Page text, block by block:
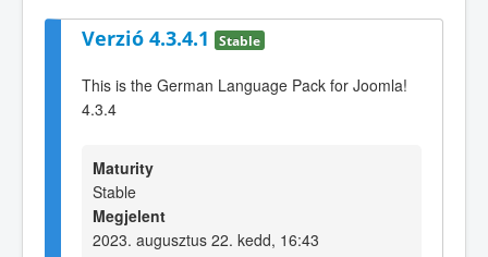
Verzió 4.3.4.1 Stable
This is the German Language Pack for Joomla!
4.3.4
Maturity
Stable
Megjelent
2023. augusztus 22. kedd, 16:43